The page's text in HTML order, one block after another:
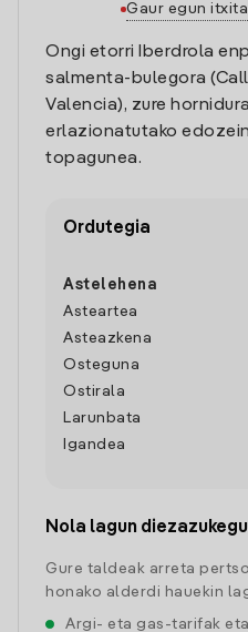
Gaur egun itxita
Ongi etorri Iberdrola
salmenta-bulegora
Valencia), zure
erlazionatutako
topagunea.
Ordutegia
Astelehena
Asteartea
Asteazkena
Osteguna
Ostirala
Larunbata
Igandea
Nola lagun
Gure taldeak arreta
honako alderdi hauekin
Argi- eta gas-tarifak